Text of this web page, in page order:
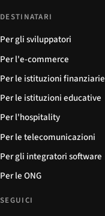
DESTINATARI
Per gli sviluppatori
Per l'e-commerce
Per le istituzioni finanziarie
Per le istituzioni educative
Per l'hospitality
Per le telecomunicazioni
Per gli integratori software
Per le ONG
SEGUICI